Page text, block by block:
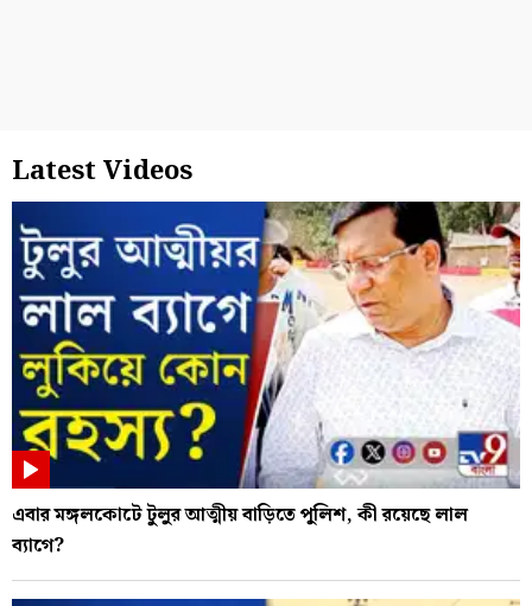
Latest Videos
এবার মঙ্গলকোটে টুলুর আত্মীয় বাড়িতে পুলিশ, কী রয়েছে লাল
ব্যাগে?